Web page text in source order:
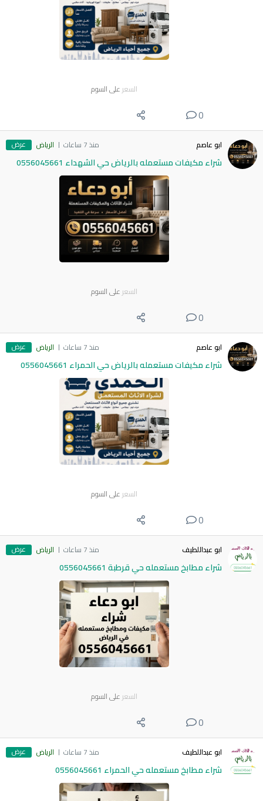
السعر على السوم
0
ابو عاصم منذ 7 ساعات الرياض عرض
شراء مكيفات مستعمله بالرياض حي الشهداء 0556045661
السعر على السوم
0
ابو عاصم منذ 7 ساعات الرياض عرض
شراء مكيفات مستعمله بالرياض حي الحمراء 0556045661
السعر على السوم
0
ابو عبداللطيف منذ 7 ساعات الرياض عرض
شراء مطابخ مستعمله حي قرطبة 0556045661
السعر على السوم
0
ابو عبداللطيف منذ 7 ساعات الرياض عرض
شراء مطابخ مستعمله حي الحمراء 0556045661